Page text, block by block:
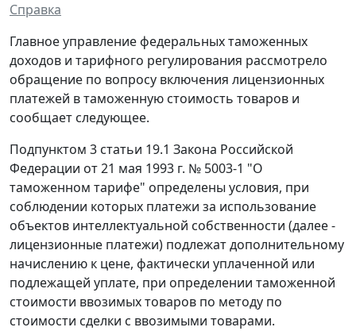
Справка
Главное управление федеральных таможенных
доходов и тарифного регулирования рассмотрело
обращение по вопросу включения лицензионных
платежей в таможенную стоимость товаров и
сообщает следующее.
Подпунктом 3 статьи 19.1 Закона Российской
Федерации от 21 мая 1993 г. № 5003-1 "О
таможенном тарифе" определены условия, при
соблюдении которых платежи за использование
объектов интеллектуальной собственности (далее -
лицензионные платежи) подлежат дополнительному
начислению к цене, фактически уплаченной или
подлежащей уплате, при определении таможенной
стоимости ввозимых товаров по методу по
стоимости сделки с ввозимыми товарами.